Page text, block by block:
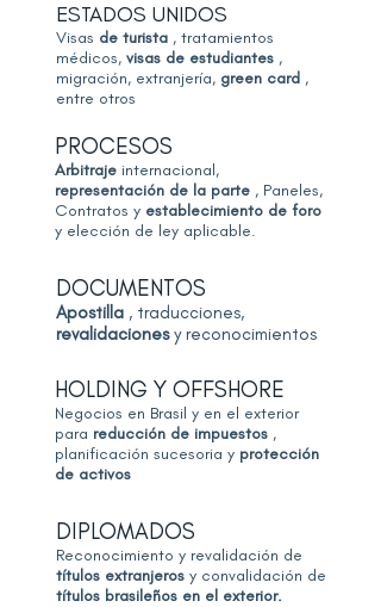
ESTADOS UNIDOS
Visas de turista , tratamientos
médicos, visas de estudiantes ,
migración, extranjería, green card ,
entre otros
PROCESOS
Arbitraje internacional,
representación de la parte , Paneles,
Contratos y establecimiento de foro
y elección de ley aplicable.
DOCUMENTOS
Apostilla , traducciones,
revalidacionesy reconocimientos
HOLDING Y OFFSHORE
Negocios en Brasil y en el exterior
para reducción de impuestos ,
planificación sucesoria y protección
de activos
DIPLOMADOS
Reconocimiento y revalidación de
títulos extranjeros y convalidación de
títulos brasileños en el exterior.